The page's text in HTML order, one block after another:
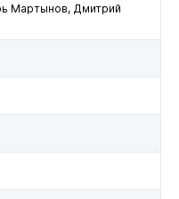
Мартынов, Дмитрий